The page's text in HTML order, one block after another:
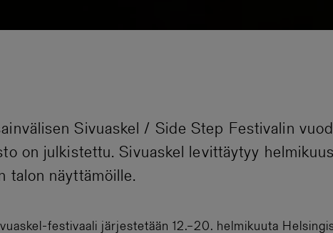
Sivuaskel / Side Step Festivalin
on julkistettu. Sivuaskel levittäytyy
talon näyttämöille.
festivaali järjestetään 12.–20. helmikuuta